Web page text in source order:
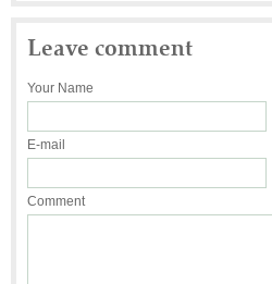
Leave comment
Your Name
E-mail
Comment